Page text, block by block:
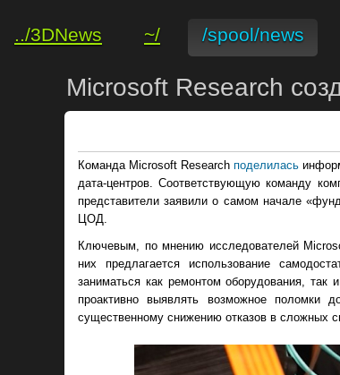
../3DNews ~/ /spool/news
Microsoft Research
Команда Microsoft Research поделилась
дата-центров. Соответствующую команду
представители заявили о самом начале
ЦОД.
Ключевым, по мнению исследователей
них предлагается использование
заниматься как ремонтом оборудования, так
проактивно выявлять возможное поломки
существенному снижению отказов в сложных